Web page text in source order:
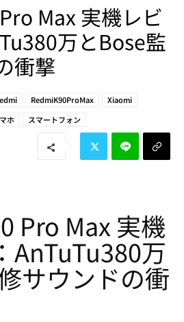
Max 実機レビ
万とBose監
衝撃
RedmiK90ProMax
Xiaomi
ホ スマートフォン
Pro Max 実機
AnTuTu380万
サウンドの衝